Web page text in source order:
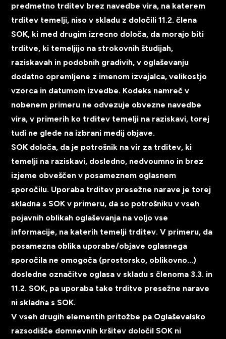
predmetno trditev brez navedbe vira, na katerem
trditev temelji, niso v skladu z določili 11.2. člena
SOK, ki med drugim izrecno določa, da morajo biti
trditve, ki temeljijo na strokovnih študijah,
raziskavah in podobnih gradivih, v oglaševanju
dodatno opremljene z imenom izvajalca, velikostjo
vzorca in datumom izvedbe. Kodeks namreč v
nobenem primeru ne odvezuje obvezne navedbe
vira, v primerih ko trditev temelji na raziskavi, torej
tudi ne glede na izbrani medij objave.
SOK določa, da je potrošnik na vir za trditev, ki
temelji na raziskavi, dosledno, nedvoumno in brez
izjeme obveščen v posameznem oglasnem
sporočilu. Uporaba trditev presežne narave je torej
skladna s SOK v primeru, da so potrošniku v vseh
pojavnih oblikah oglaševanja na voljo vse
informacije, na katerih temelji trditev. V primeru, da
posamezna oblika uporabe/objave oglasnega
sporočila ne omogoča (prostorsko, oblikovno...)
dosledne označitve oglasa v skladu s členoma 3.3. in
11.2. SOK, pa uporaba take trditve presežne narave
ni skladna s SOK.
V vseh drugih elementih pritožbe pa Oglaševalsko
razsodišče domnevnih kršitev določil SOK ni